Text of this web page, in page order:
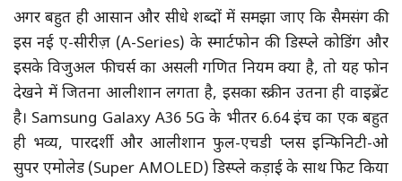
अगर बहुत ही आसान और सीधे शब्दों में समझा जाए कि सैमसंग की
इस नई ए-सीरीज़ (A-Series) के स्मार्टफोन की डिस्प्ले कोडिंग और
इसके विजुअल फीचर्स का असली गणित नियम क्या है, तो यह फोन
देखने में जितना आलीशान लगता है, इसका स्क्रीन उतना ही वाइब्रेंट
है। Samsung Galaxy A36 5G के भीतर 6.64 इंच का एक बहुत
ही भव्य, पारदर्शी और आलीशान फुल-एचडी प्लस इन्फिनिटी-ओ
सुपर एमोलेड (Super AMOLED) डिस्प्ले कड़ाई के साथ फिट किया